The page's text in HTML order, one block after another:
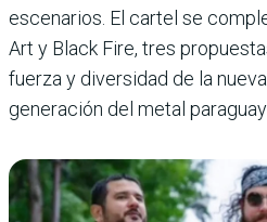
escenarios. El cartel se
Art y Black Fire, tres
fuerza y diversidad de la
generación del metal